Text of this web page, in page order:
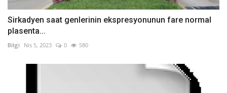
Sirkadyen saat genlerinin ekspresyonunun fare normal
plasenta...
Bilgi Nis 5, 2023 0 580